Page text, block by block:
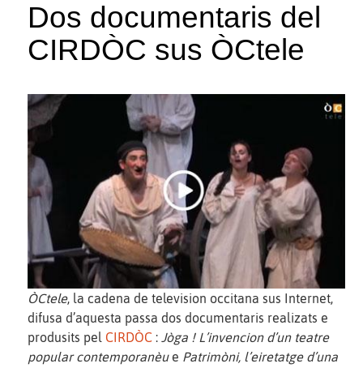
Dos documentaris del
CIRDÒC sus ÒCtele
ÒCtele, la cadena de television occitana sus Internet,
difusa d’aquesta passa dos documentaris realizats e
produsits pel CIRDÒC : Jòga ! L’invencion d’un teatre
popular contemporanèue Patrimòni, l’eiretatge d’una